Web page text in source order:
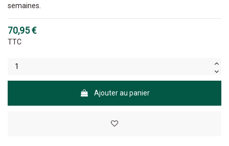
semaines.
70,95 €
TTC
Ajouter au panier